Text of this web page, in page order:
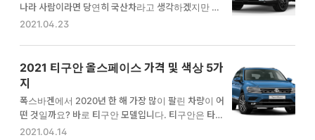
는 동일하지만 하단에 안개등부분이 달라졌습니다. C
자형태로 크롬 몰딩을 넣어 강인한 느낌을 주고 있습니
니다. 또 사이드 미러…
나라 사람이라면 당연히 국산차라고 생각하겠지만 미
국인들의 생각은 다릅니다. 미국 조지아주에서 생산하
선 생산/판매하지 않고 오로지 북미시장에서만 판매하
는 텔룰라이드 과연 어떤 매력이 있을까요? 한 번 자세
히 설명드리겠습니다. 텔룰라이드는 준대형 SUV모델
입니다. 국내에 팰리세이드보다 더 큰 SUV라고 보시면
됩니다. 국내에선 모하비가 대형 SUV위치를 차지하고
있지만 실제 텔룰라이드는 모하비보다 더 큰 차체를 자
랑합니다. 그리고 디자인으로 봤을때 모하비보다 포스
2021.04.23
2021 티구안 올스페이스 가격 및 색상 5가
지
폭스바겐에서 2020년 한 해 가장 많이 팔린 차량이 어
떤 것일까요? 바로 티구안 모델입니다. 티구안은 타이
거와 이구아나의 합성어인데, 이 두 동물을 모티브로 해
2021.04.14